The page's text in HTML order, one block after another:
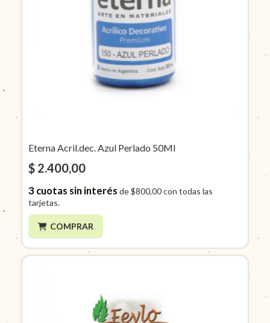
Eterna Acril.dec. Azul Perlado 50Ml
$ 2.400,00
3cuotas sin interés de$800,00con todas las
tarjetas.
COMPRAR